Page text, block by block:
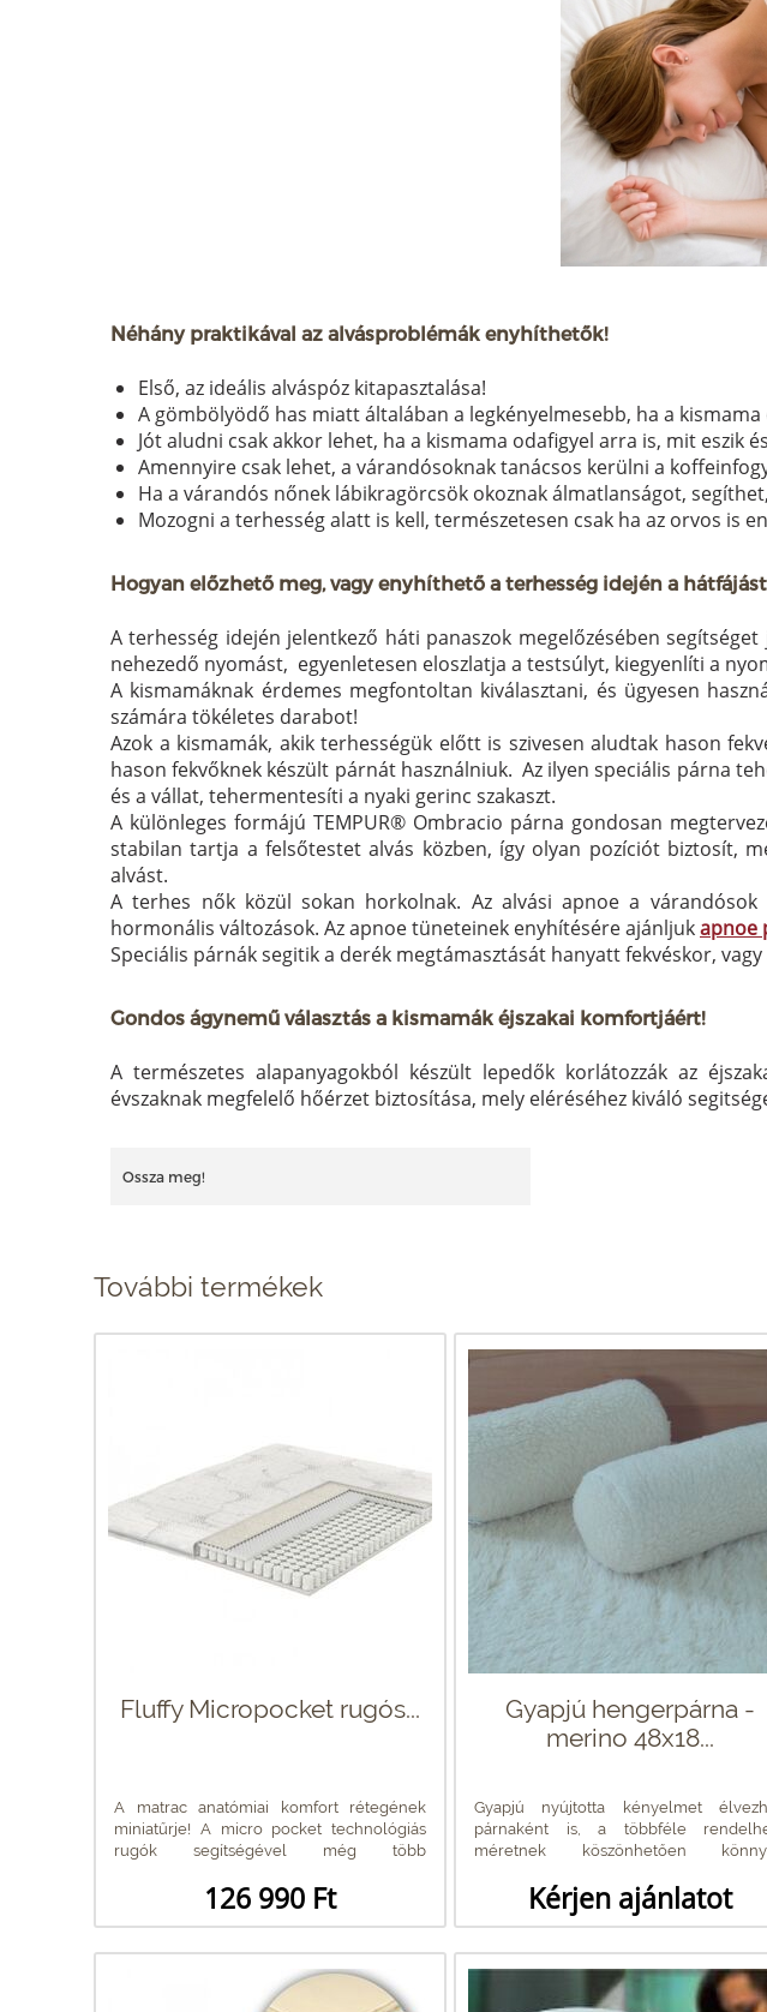
Néhány praktikával az alvásproblémák enyhíthetők!
Első, az ideális alváspóz kitapasztalása!
A gömbölyödő has miatt általában a legkényelmesebb, ha a
Jót aludni csak akkor lehet, ha a kismama odafigyel arra is, mit eszik
Amennyire csak lehet, a várandósoknak tanácsos kerülni a
Ha a várandós nőnek lábikragörcsök okoznak álmatlanságot,
Mozogni a terhesség alatt is kell, természetesen csak ha az orvos is
Hogyan előzhető meg, vagy enyhíthető a terhesség idején a
A terhesség idején jelentkező háti panaszok megelőzésében
nehezedő nyomást, egyenletesen eloszlatja a testsúlyt, kiegyenlíti a
A kismamáknak érdemes megfontoltan kiválasztani, és ügyesen
számára tökéletes darabot!
Azok a kismamák, akik terhességük előtt is szivesen aludtak hason
hason fekvőknek készült párnát használniuk. Az ilyen speciális párna
és a vállat, tehermentesíti a nyaki gerinc szakaszt.
A különleges formájú TEMPUR® Ombracio párna gondosan
stabilan tartja a felsőtestet alvás közben, így olyan pozíciót biztosít,
alvást.
A terhes nők közül sokan horkolnak. Az alvási apnoe a
hormonális változások. Az apnoe tüneteinek enyhítésére ajánljukapnoe
Speciális párnák segitik a derék megtámasztását hanyatt fekvéskor,
Gondos ágynemű választás a kismamák éjszakai komfortjáért!
A természetes alapanyagokból készült lepedők korlátozzák az
évszaknak megfelelő hőérzet biztosítása, mely eléréséhez kiváló
Ossza meg!
További termékek
Fluffy Micropocket rugós...
A matrac anatómiai komfort rétegének
miniatűrje! A micro pocket technológiás
rugók segítségével még több
126 990 Ft
Gyapjú hengerpárna -
merino 48x18...
Gyapjú nyújtotta kényelmet
párnaként is, a többféle
méretnek köszönhetően
Kérjen ajánlatot